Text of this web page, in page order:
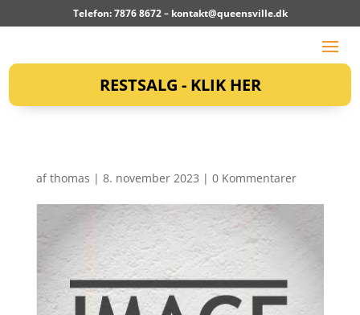
Telefon: 7876 8672 – kontakt@queensville.dk
RESTSALG - KLIK HER
afthomas | 8. november 2023 | 0 Kommentarer